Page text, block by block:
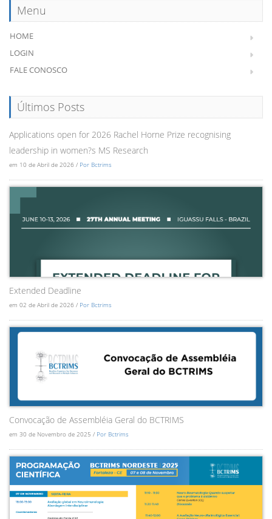
Menu
HOME
LOGIN
FALE CONOSCO
Últimos Posts
Applications open for 2026 Rachel Horne Prize recognising
leadership in women?s MS Research
em 10 de Abril de 2026 / Por Bctrims
Extended Deadline
em 02 de Abril de 2026 / Por Bctrims
Convocação de Assembléia Geral do BCTRIMS
em 30 de Novembro de 2025 / Por Bctrims